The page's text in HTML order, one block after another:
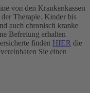
von den Krankenkassen
Therapie. Kinder bis
auch chronisch kranke
Befreiung erhalten
finden HIER die
Sie einen